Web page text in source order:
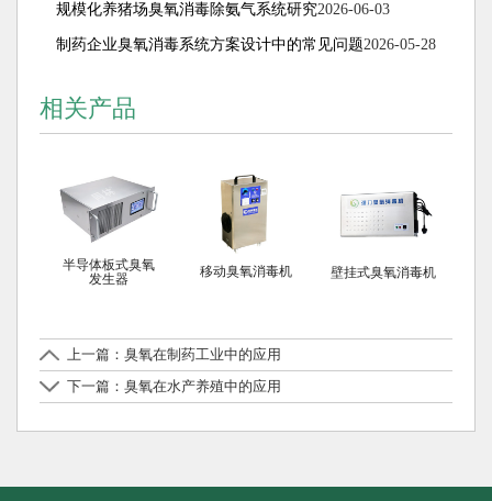
规模化养猪场臭氧消毒除氨气系统研究2026-06-03
制药企业臭氧消毒系统方案设计中的常见问题2026-05-28
相关产品
半导体板式臭氧
发生器
移动臭氧消毒机 壁挂式臭氧消毒机
上一篇：臭氧在制药工业中的应用
下一篇：臭氧在水产养殖中的应用